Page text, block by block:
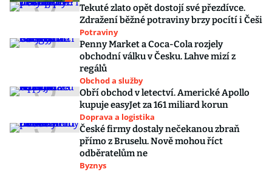
Tekuté zlato opět dostojí své přezdívce.
Zdražení běžné potraviny brzy pocítí i Češi
Potraviny
Penny Market a Coca-Cola rozjely
obchodní válku v Česku. Lahve mizí z
regálů
Obchod a služby
Obří obchod v letectví. Americké Apollo
kupuje easyJet za 161 miliard korun
Doprava a logistika
České firmy dostaly nečekanou zbraň
přímo z Bruselu. Nově mohou říct
odběratelům ne
Byznys